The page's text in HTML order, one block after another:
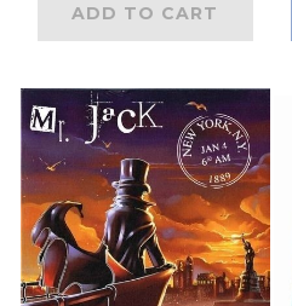
ADD TO CART